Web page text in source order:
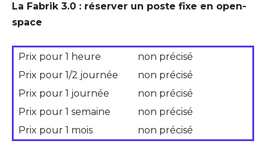
La Fabrik 3.0 : réserver un poste fixe en open-
space
Prix pour 1 heure
non précisé
Prix pour 1/2 journée
non précisé
Prix pour 1 journée
non précisé
Prix pour 1 semaine
non précisé
Prix pour 1 mois
non précisé